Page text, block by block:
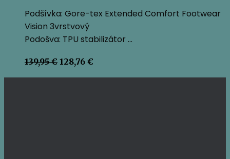
Podšívka: Gore-tex Extended Comfort Footwear
Vision 3vrstvový
Podošva: TPU stabilizátor …
139,95€ Pôvodná
128,76 €